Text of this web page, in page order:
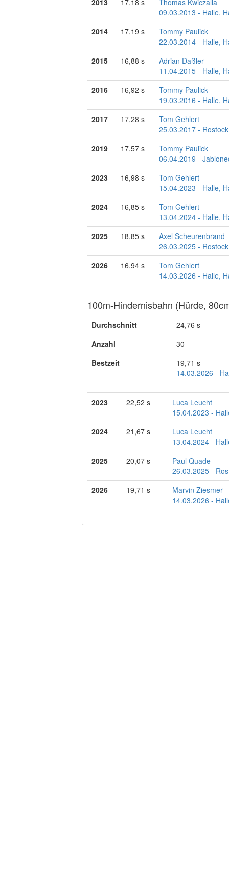
09.03.2013 - Halle,
2014
17,19 s
Tommy Paulick
22.03.2014 - Halle,
2015
16,88 s
Adrian Daßler
11.04.2015 - Halle,
2016
16,92 s
Tommy Paulick
19.03.2016 - Halle,
2017
17,28 s
Tom Gehlert
25.03.2017 -
2019
17,57 s
Tommy Paulick
06.04.2019 -
2023
16,98 s
Tom Gehlert
15.04.2023 - Halle,
2024
16,85 s
Tom Gehlert
13.04.2024 - Halle,
2025
18,85 s
Axel Scheurenbrand
26.03.2025 -
2026
16,94 s
Tom Gehlert
14.03.2026 - Halle,
100m-Hindernisbahn (Hürde,
Durchschnitt
24,76 s
Anzahl
30
Bestzeit
19,71 s
14.03.2026 -
2023 22,52 s
Luca Leucht
15.04.2023 -
2024
21,67 s
Luca Leucht
13.04.2024 -
2025
20,07 s
Paul Quade
26.03.2025 -
2026
19,71 s
Marvin Ziesmer
14.03.2026 -